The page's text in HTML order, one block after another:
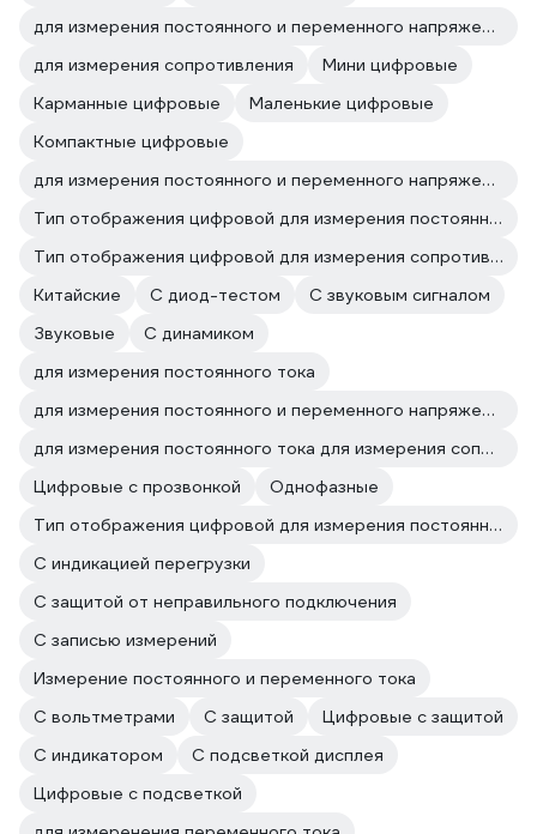
для измерения постоянного и переменного напряжения
для измерения сопротивления
Мини цифровые
Карманные цифровые
Маленькие цифровые
Компактные цифровые
для измерения постоянного и переменного напряжения для измерения сопротивления
Тип отображения цифровой для измерения постоянного и переменного напряжения
Тип отображения цифровой для измерения сопротивления
Китайские
С диод-тестом
С звуковым сигналом
Звуковые
С динамиком
для измерения постоянного тока
для измерения постоянного и переменного напряжения для измерения постоянного тока
для измерения постоянного тока для измерения сопротивления
Цифровые с прозвонкой
Однофазные
Тип отображения цифровой для измерения постоянного тока
C индикацией перегрузки
С защитой от неправильного подключения
С записью измерений
Измерение постоянного и переменного тока
С вольтметрами
С защитой
Цифровые с защитой
С индикатором
С подсветкой дисплея
Цифровые с подсветкой